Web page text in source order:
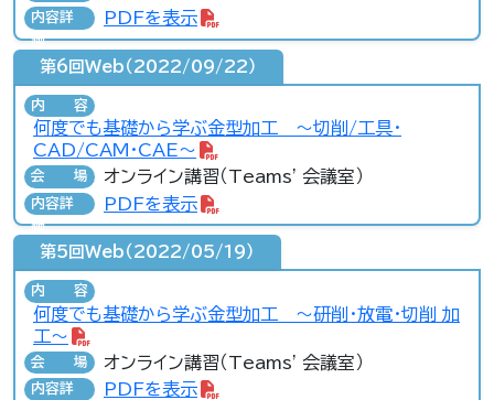
内容詳
細
PDFを表示
第6回Web（2022/09/22）
内容
何度でも基礎から学ぶ金型加工 ～切削/工具・
CAD/CAM・CAE～
会場 オンライン講習（Teams' 会議室）
内容詳
細
PDFを表示
第5回Web（2022/05/19）
内容
何度でも基礎から学ぶ金型加工 ～研削・放電・切削 加
工～
会場 オンライン講習（Teams' 会議室）
内容詳
PDFを表示